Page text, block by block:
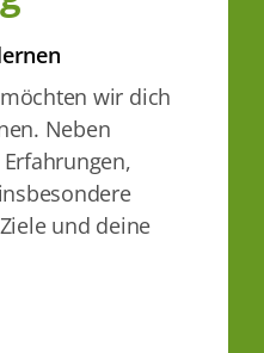
wir dich
Neben
und deine